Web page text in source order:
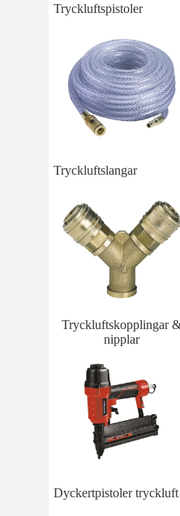
Tryckluftspistoler
Tryckluftslangar
Tryckluftskopplingar
nipplar
Dyckertpistoler tryckluft